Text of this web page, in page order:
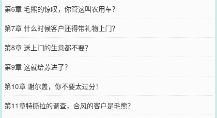
第6章 毛熊的惊叹，你管这叫农用车？
第7章 什么时候客户还得带礼物上门？
第8章 送上门的生意都不要？
第9章 这就给苏进了？
第10章 谢尔盖，你不要太过分！
第11章特撕拉的调查，合风的客户是毛熊？